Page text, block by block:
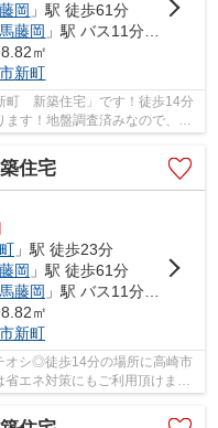
岡 」駅 徒歩61分
藤岡 」駅 バス11分 「国道十字路」 停歩19分
㎡
新町
町 新築住宅」です！徒歩14分
す！地盤調査済みなので、防
住宅
」駅 徒歩23分
岡 」駅 徒歩61分
藤岡 」駅 バス11分 「国道十字路」 停歩19分
㎡
新町
オシ◎徒歩14分の場所に高崎市
エネ対策にもご利用頂けます